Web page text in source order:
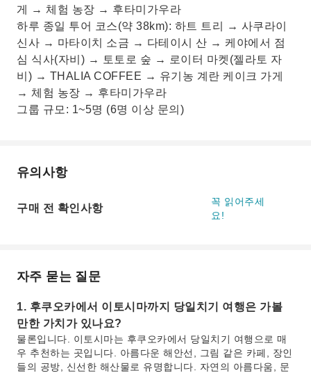
게 → 체험 농장 → 후타미가우라
하루 종일 투어 코스(약 38km): 하트 트리 → 사쿠라이
신사 → 마타이치 소금 → 다테이시 산 → 케야에서 점
심 식사(자비) → 토토로 숲 → 로이터 마켓(젤라토 자
비) → THALIA COFFEE → 유기농 계란 케이크 가게
→ 체험 농장 → 후타미가우라
그룹 규모: 1~5명 (6명 이상 문의)
유의사항
구매 전 확인사항
꼭 읽어주세
요!
자주 묻는 질문
1. 후쿠오카에서 이토시마까지 당일치기 여행은 가볼
만한 가치가 있나요?
물론입니다. 이토시마는 후쿠오카에서 당일치기 여행으로 매
우 추천하는 곳입니다. 아름다운 해안선, 그림 같은 카페, 장인
들의 공방, 신선한 해산물로 유명합니다. 자연의 아름다움, 문